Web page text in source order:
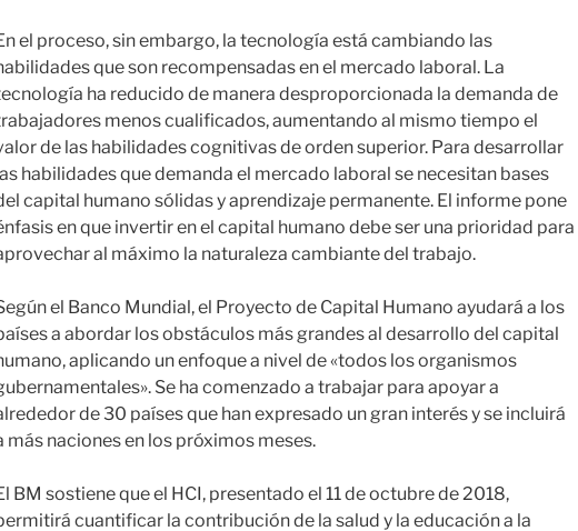
el proceso, sin embargo, la tecnología está cambiando las
que son recompensadas en el mercado laboral. La
ha reducido de manera desproporcionada la demanda de
menos cualificados, aumentando al mismo tiempo el
de las habilidades cognitivas de orden superior. Para desarrollar
habilidades que demanda el mercado laboral se necesitan bases
capital humano sólidas y aprendizaje permanente. El informe pone
en que invertir en el capital humano debe ser una prioridad para
al máximo la naturaleza cambiante del trabajo.
el Banco Mundial, el Proyecto de Capital Humano ayudará a los
a abordar los obstáculos más grandes al desarrollo del capital
aplicando un enfoque a nivel de «todos los organismos
Se ha comenzado a trabajar para apoyar a
de 30 países que han expresado un gran interés y se incluirá
más naciones en los próximos meses.
BM sostiene que el HCI, presentado el 11 de octubre de 2018,
cuantificar la contribución de la salud y la educación a la